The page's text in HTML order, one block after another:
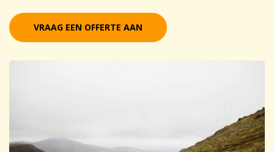
VRAAG EEN OFFERTE AAN